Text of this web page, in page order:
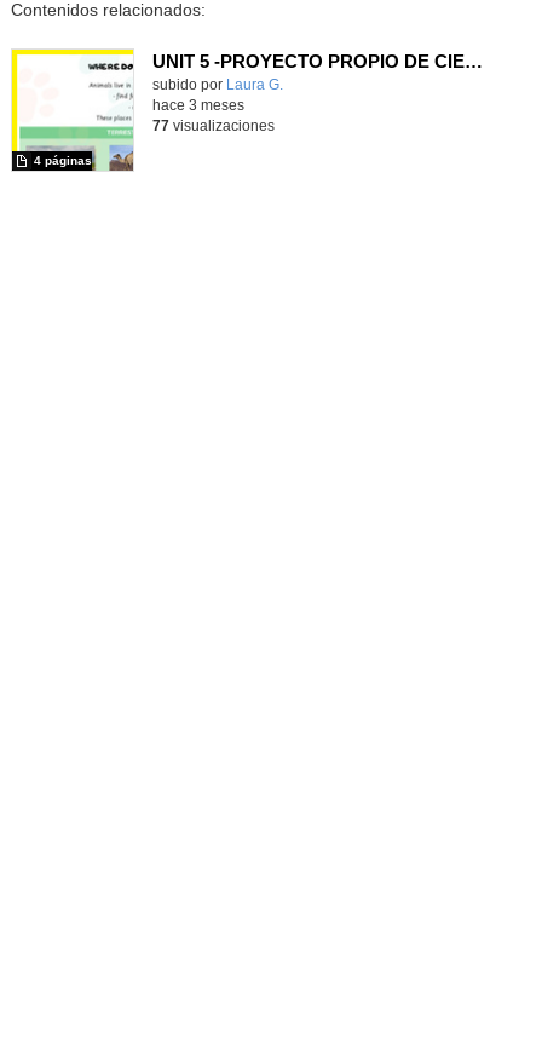
Contenidos relacionados:
UNIT 5 -PROYECTO PROPIO DE CIENCIAS 1ER CICLO- CEIP FGL
Contenido educativo.
subido por Laura G.
4 páginas
hace 3 meses
77visualizaciones